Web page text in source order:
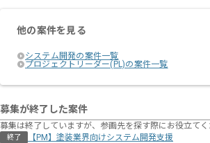
他の案件を見る
システム開発の案件一覧
プロジェクトリーダー(PL)の案件一覧
募集が終了した案件
募集は終了していますが、参画先を探す際にお役立て
終了 【PM】塗装業界向けシステム開発支援